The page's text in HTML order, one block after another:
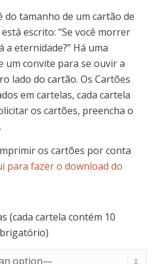
do tamanho de um cartão de
escrito: “Se você morrer
a eternidade?” Há uma
um convite para se ouvir a
lado do cartão. Os Cartões
em cartelas, cada cartela
os cartões, preencha o
os cartões por conta
para fazer o download do
(cada cartela contém 10